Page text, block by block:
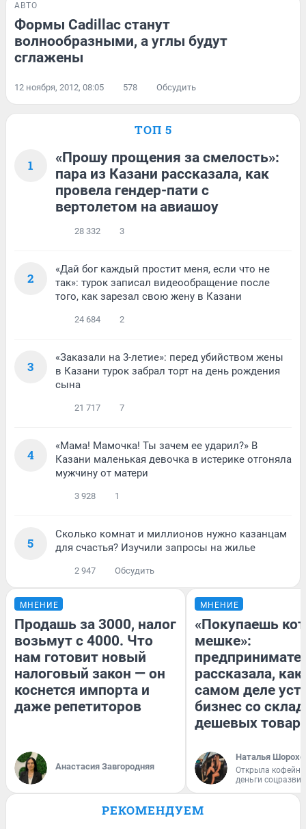
АВТО
Формы Cadillac станут
волнообразными, а углы будут
сглажены
12 ноября, 2012, 08:05 578 Обсудить
ТОП 5
1
«Прошу прощения за смелость»:
пара из Казани рассказала, как
провела гендер-пати с
вертолетом на авиашоу
28 332 3
2
«Дай бог каждый простит меня, если что не
так»: турок записал видеообращение после
того, как зарезал свою жену в Казани
24 684 2
3
«Заказали на 3-летие»: перед убийством жены
в Казани турок забрал торт на день рождения
сына
21 717 7
4
«Мама! Мамочка! Ты зачем ее ударил?» В
Казани маленькая девочка в истерике отгоняла
мужчину от матери
3 928 1
5
Сколько комнат и миллионов нужно казанцам
для счастья? Изучили запросы на жилье
2 947 Обсудить
МНЕНИЕ
Продашь за 3000, налог
возьмут с 4000. Что
нам готовит новый
налоговый закон — он
коснется импорта и
даже репетиторов
Анастасия Завгородняя
МНЕНИЕ
«Покупаешь
мешке»:
рассказала, как
самом деле
бизнес со
дешевых
Наталья
Открыла
деньги
РЕКОМЕНДУЕМ